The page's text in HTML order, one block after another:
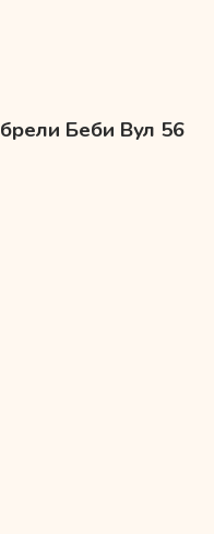
Беби Вул 56